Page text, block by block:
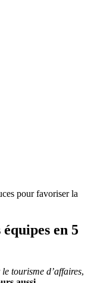
pour favoriser la
en 5
tourisme d’affaires,